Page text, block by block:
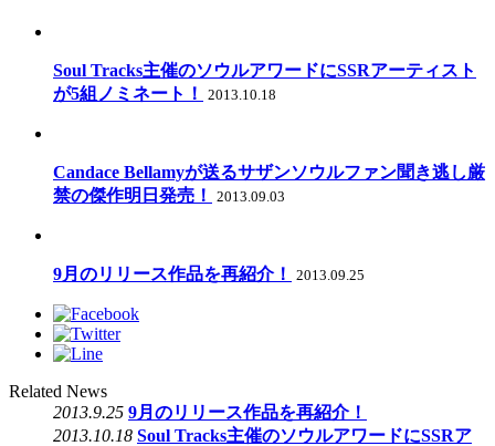
Soul Tracks主催のソウルアワードにSSRアーティスト
が5組ノミネート！
2013.10.18
Candace Bellamyが送るサザンソウルファン聞き逃し厳
禁の傑作明日発売！
2013.09.03
9月のリリース作品を再紹介！ 2013.09.25
Related News
2013.9.25 9月のリリース作品を再紹介！
2013.10.18 Soul Tracks主催のソウルアワードにSSRア